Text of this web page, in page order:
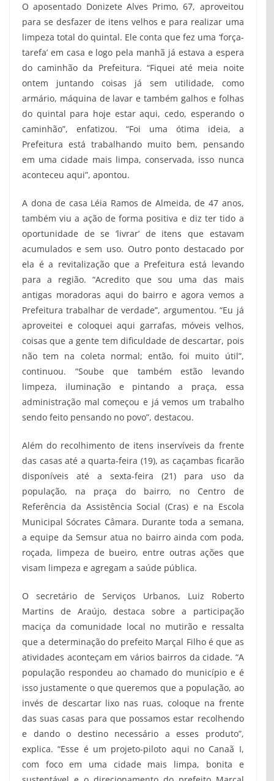
O aposentado Donizete Alves Primo, 67, aproveitou
para se desfazer de itens velhos e para realizar uma
limpeza total do quintal. Ele conta que fez uma ‘força-
tarefa’ em casa e logo pela manhã já estava a espera
do caminhão da Prefeitura. “Fiquei até meia noite
ontem juntando coisas já sem utilidade, como
armário, máquina de lavar e também galhos e folhas
do quintal para hoje estar aqui, cedo, esperando o
caminhão”, enfatizou. “Foi uma ótima ideia, a
Prefeitura está trabalhando muito bem, pensando
em uma cidade mais limpa, conservada, isso nunca
aconteceu aqui”, apontou.
A dona de casa Léia Ramos de Almeida, de 47 anos,
também viu a ação de forma positiva e diz ter tido a
oportunidade de se ‘livrar’ de itens que estavam
acumulados e sem uso. Outro ponto destacado por
ela é a revitalização que a Prefeitura está levando
para a região. “Acredito que sou uma das mais
antigas moradoras aqui do bairro e agora vemos a
Prefeitura trabalhar de verdade”, argumentou. “Eu já
aproveitei e coloquei aqui garrafas, móveis velhos,
coisas que a gente tem dificuldade de descartar, pois
não tem na coleta normal; então, foi muito útil”,
continuou. “Soube que também estão levando
limpeza, iluminação e pintando a praça, essa
administração mal começou e já vemos um trabalho
sendo feito pensando no povo”, destacou.
Além do recolhimento de itens inservíveis da frente
das casas até a quarta-feira (19), as caçambas ficarão
disponíveis até a sexta-feira (21) para uso da
população, na praça do bairro, no Centro de
Referência da Assistência Social (Cras) e na Escola
Municipal Sócrates Câmara. Durante toda a semana,
a equipe da Semsur atua no bairro ainda com poda,
roçada, limpeza de bueiro, entre outras ações que
visam limpeza e agregam a saúde pública.
O secretário de Serviços Urbanos, Luiz Roberto
Martins de Araújo, destaca sobre a participação
maciça da comunidade local no mutirão e ressalta
que a determinação do prefeito Marçal Filho é que as
atividades aconteçam em vários bairros da cidade. “A
população respondeu ao chamado do município e é
isso justamente o que queremos que a população, ao
invés de descartar lixo nas ruas, coloque na frente
das suas casas para que possamos estar recolhendo
e dando o destino necessário a esses produto”,
explica. “Esse é um projeto-piloto aqui no Canaã I,
com foco em uma cidade mais limpa, bonita e